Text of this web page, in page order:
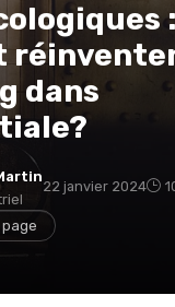
:
dans
22 janvier 2024